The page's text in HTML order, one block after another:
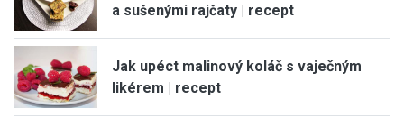
a sušenými rajčaty | recept
Jak upéct malinový koláč s vaječným
likérem | recept